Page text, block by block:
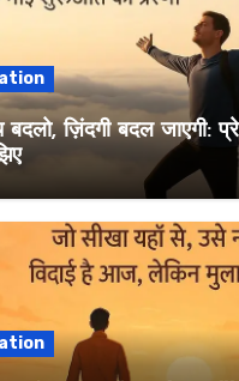
ज़िंदगी बदल जाएगी: